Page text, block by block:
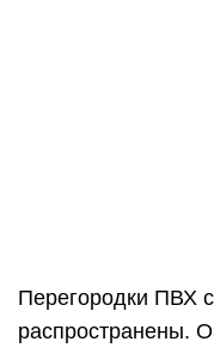
офисная
можно сдвинуть к
пространство.